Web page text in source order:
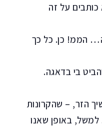
על זה
הממ! כן. כל כך
בי בדאגה.
הזר, – שהקרונות
למשל, באופן שאנו